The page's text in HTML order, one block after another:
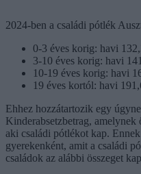
2024-ben a családi pótlék
0-3 éves korig: havi
3-10 éves korig: havi
10-19 éves korig: havi
19 éves kortól: havi
Ehhez hozzátartozik egy
Kinderabsetzbetrag, amelynek
aki családi pótlékot kap.
gyerekenként, amit a családi
családok az alábbi összeget